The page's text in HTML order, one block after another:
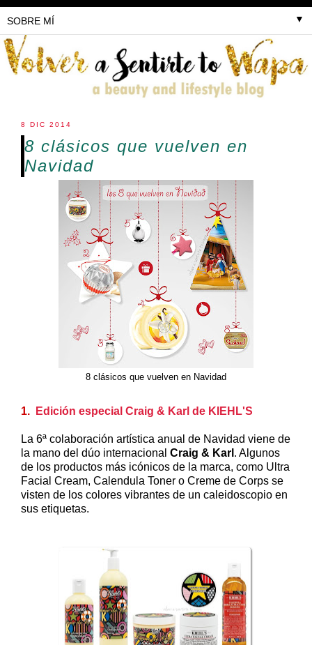
▼
8 DIC 2014
8 clásicos que vuelven en
Navidad
8 clásicos que vuelven en Navidad
1. Edición especial Craig & Karl de KIEHL'S
La 6ª colaboración artística anual de Navidad viene de
la mano del dúo internacional Craig & Karl . Algunos
de los productos más icónicos de la marca, como Ultra
Facial Cream, Calendula Toner o Creme de Corps se
visten de los colores vibrantes de un caleidoscopio en
sus etiquetas.